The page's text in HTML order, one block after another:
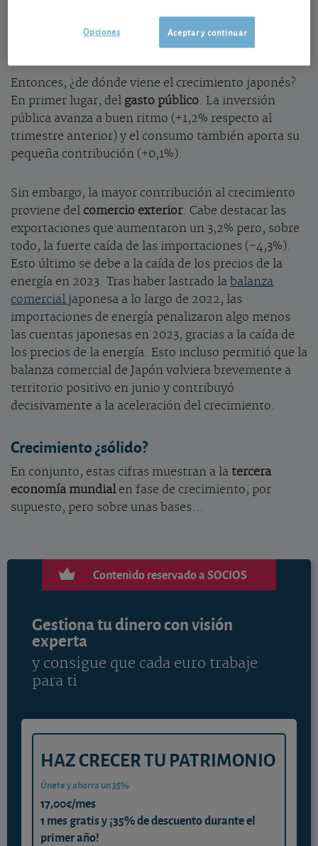
residencial avanza bien (+1,9%), pero la inversión no
residencial está estancada (0,0%).
Entonces, ¿de dónde viene el crecimiento japonés?
En primer lugar, del gasto público. La inversión
pública avanza a buen ritmo (+1,2% respecto al
trimestre anterior) y el consumo también aporta su
pequeña contribución (+0,1%).
Sin embargo, la mayor contribución al crecimiento
proviene del comercio exterior. Cabe destacar las
exportaciones que aumentaron un 3,2% pero, sobre
todo, la fuerte caída de las importaciones (-4,3%).
Esto último se debe a la caída de los precios de la
energía en 2023. Tras haber lastrado la balanza
comercial japonesa a lo largo de 2022, las
importaciones de energía penalizaron algo menos
las cuentas japonesas en 2023, gracias a la caída de
los precios de la energía. Esto incluso permitió que la
balanza comercial de Japón volviera brevemente a
territorio positivo en junio y contribuyó
decisivamente a la aceleración del crecimiento.
Crecimiento ¿sólido?
En conjunto, estas cifras muestran a la tercera
economía mundialen fase de crecimiento, por
supuesto, pero sobre unas bases...
Contenido reservado a SOCIOS
Gestiona tu dinero con visión
experta
y consigue que cada euro trabaje
para ti
HAZ CRECER TU PATRIMONIO
Únete y ahorra un 35%
17,00€/mes
1 mes gratis y ¡35% de descuento durante el
primer año!
Aceptar y continuar
Opciones